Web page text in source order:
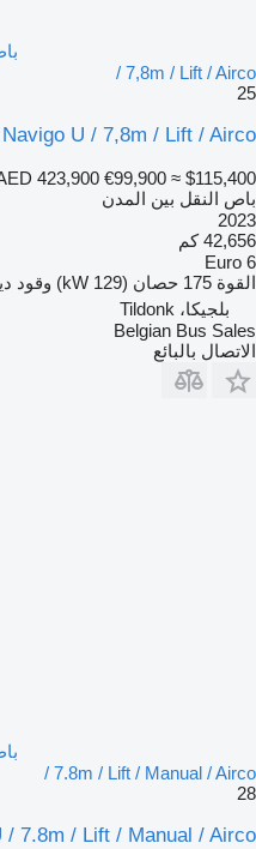
/ 7,8m / Lift / Airco
25
U / 7,8m / Lift / Airco
423,900 €99,900 ≈ $115,400
باص النقل بين المدن
2023
42,656 كم
Euro 6
القوة 175 حصان (129 kW) وقود
بلجيكا، Tildonk
Belgian Bus Sales
الاتصال بالبائع
/ 7.8m / Lift / Manual / Airco
28
/ 7.8m / Lift / Manual / Airco